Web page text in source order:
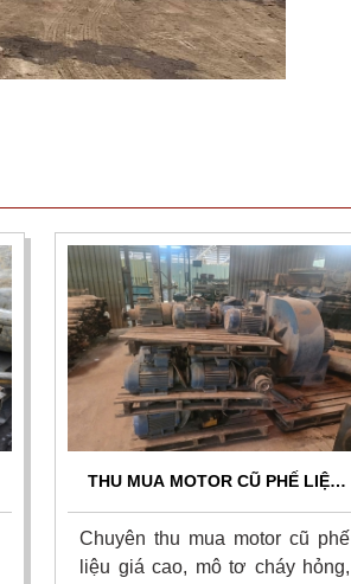
THU MUA MOTOR CŨ PHẾ LIỆU
TOÀN QUỐC
Chuyên thu mua motor cũ phế
liệu giá cao, mô tơ cháy hỏng,